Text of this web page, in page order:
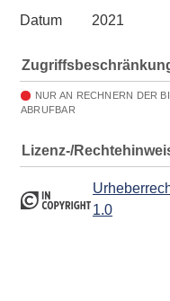
Datum
2021
NUR AN RECHNERN DER
ABRUFBAR
Lizenz-/
1.0